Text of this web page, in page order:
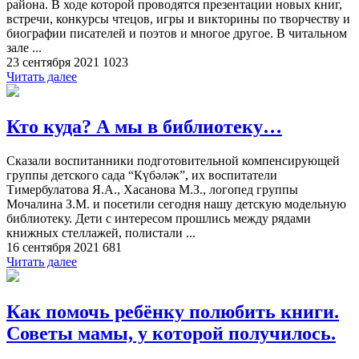
района. В ходе которой проводятся презентации новых книг,
встречи, конкурсы чтецов, игры и викторины по творчеству и
биографии писателей и поэтов и многое другое. В читальном
зале ...
23 сентября 2021 1023
Читать далее
Кто куда? А мы в библиотеку…
Сказали воспитанники подготовительной компенсирующей
группы детского сада “Күбәләк”, их воспитатели
Тимербулатова Я.А., Хасанова М.З., логопед группы
Мочалина З.М. и посетили сегодня нашу детскую модельную
библиотеку. Дети с интересом прошлись между рядами
книжных стеллажей, полистали ...
16 сентября 2021 681
Читать далее
Как помочь ребёнку полюбить книги.
Советы мамы, у которой получилось.